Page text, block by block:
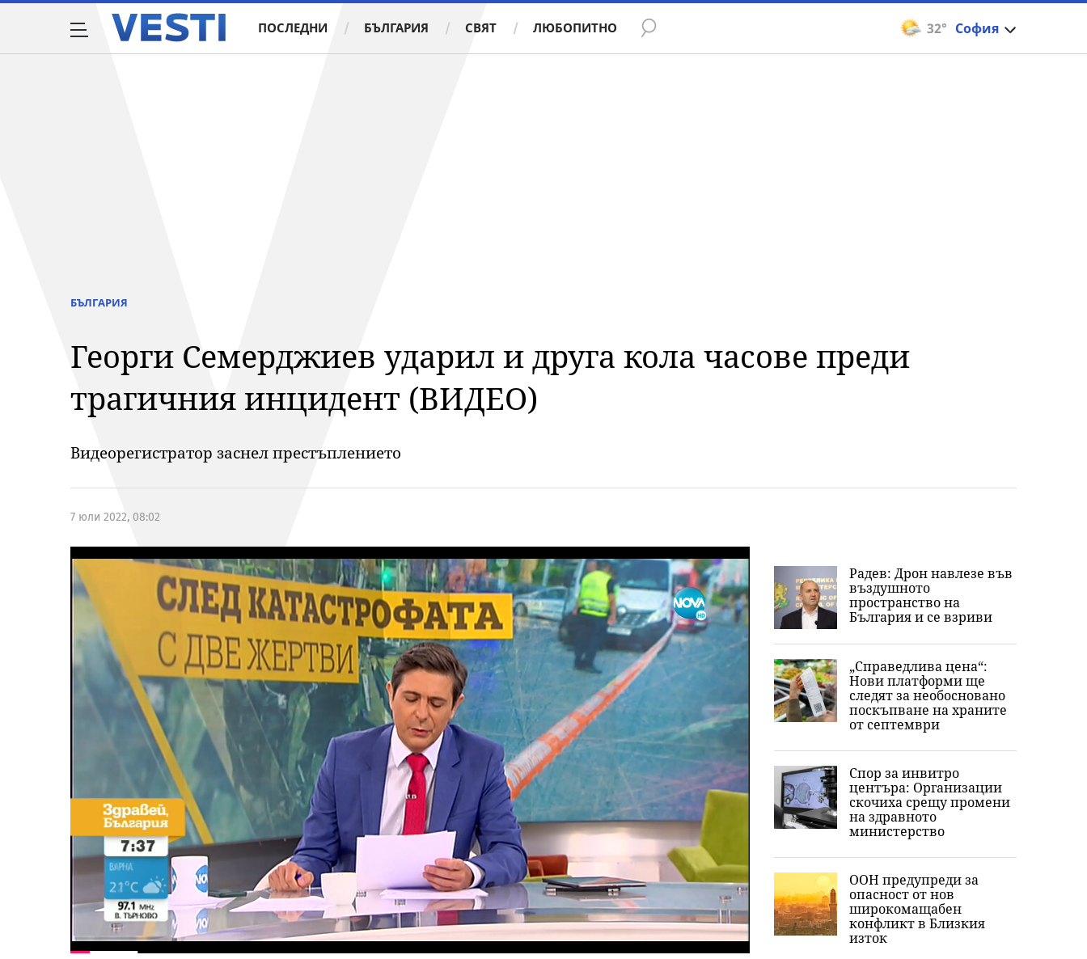
32° София
ПОСЛЕДНИ БЪЛГАРИЯ СВЯТ ЛЮБОПИТНО
БЪЛГАРИЯ
Георги Семерджиев ударил и друга кола часове преди
трагичния инцидент (ВИДЕО)
Видеорегистратор заснел престъплението
7 юли 2022, 08:02
Радев: Дрон навлезе във
въздушното
пространство на
България и се взриви
„Справедлива цена“:
Нови платформи ще
следят за необосновано
поскъпване на храните
от септември
Спор за инвитро
центъра: Организации
скочиха срещу промени
на здравното
министерство
ООН предупреди за
опасност от нов
широкомащабен
конфликт в Близкия
изток